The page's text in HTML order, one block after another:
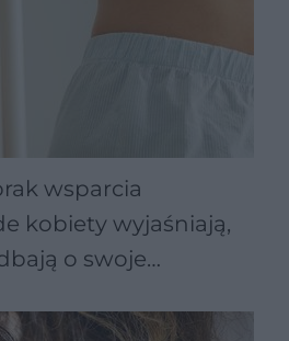
wsparcia
kobiety wyjaśniają,
o swoje